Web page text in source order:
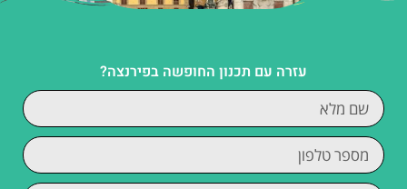
עזרה עם תכנון החופשה בפירנצה?